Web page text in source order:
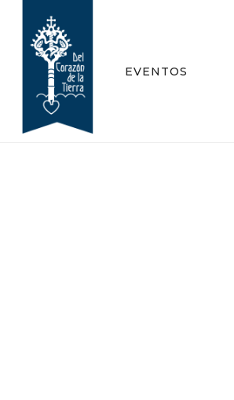
EVENTOS